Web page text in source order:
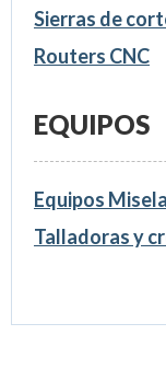
Sierras de
Routers CNC
EQUIPOS
Equipos
Talladoras y